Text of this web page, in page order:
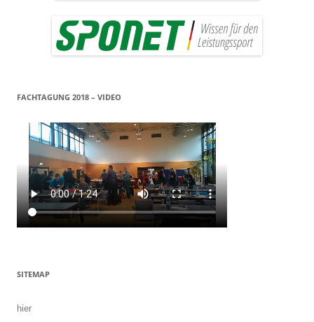
FACHTAGUNG 2018 – VIDEO
SITEMAP
hier